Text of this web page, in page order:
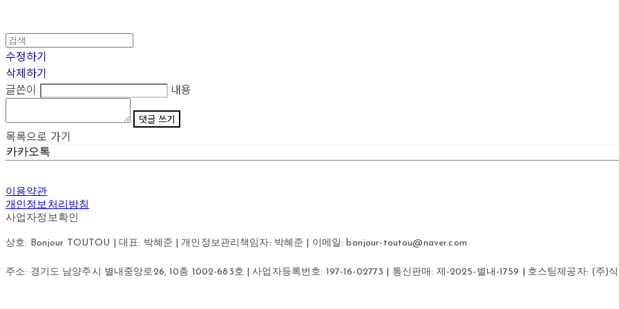
수정하기
삭제하기
글쓴이
내용
댓글 쓰기
목록으로 가기
카카오톡
이용약관
개인정보처리방침
사업자정보확인
상호: Bonjour TOUTOU | 대표: 박혜준 | 개인정보관리책임자: 박혜준 | 이메일: bonjour-toutou@naver.com
주소: 경기도 남양주시 별내중앙로26, 10층 1002-683호 | 사업자등록번호: 197-16-02773 | 통신판매: 제-2025-별내-1759 | 호스팅제공자: (주)